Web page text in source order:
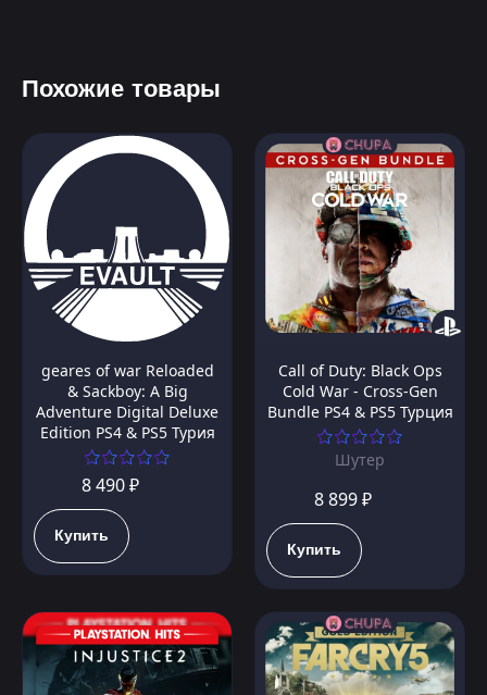
Похожие товары
geares of war Reloaded
& Sackboy: A Big
Adventure Digital Deluxe
Edition PS4 & PS5 Турия
8 490 ₽
Купить
Call of Duty: Black Ops
Cold War - Cross-Gen
Bundle PS4 & PS5 Турция
Шутер
8 899 ₽
Купить